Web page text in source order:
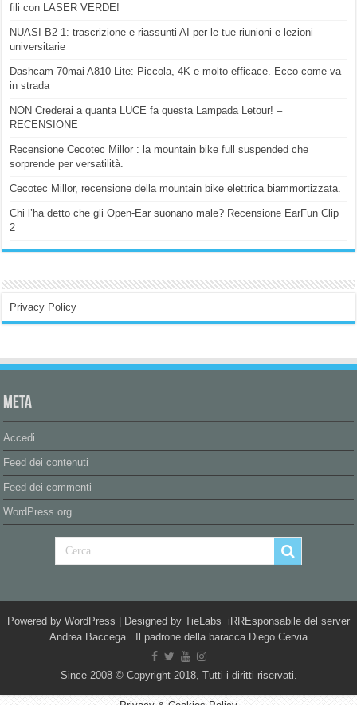
fili con LASER VERDE!
NUASI B2-1: trascrizione e riassunti AI per le tue riunioni e lezioni
universitarie
Dashcam 70mai A810 Lite: Piccola, 4K e molto efficace. Ecco come va
in strada
NON Crederai a quanta LUCE fa questa Lampada Letour! –
RECENSIONE
Recensione Cecotec Millor : la mountain bike full suspended che
sorprende per versatilità.
Cecotec Millor, recensione della mountain bike elettrica biammortizzata.
Chi l’ha detto che gli Open-Ear suonano male? Recensione EarFun Clip
2
Privacy Policy
Meta
Accedi
Feed dei contenuti
Feed dei commenti
WordPress.org
Powered by WordPress | Designed by TieLabs iRREsponsabile del server
Andrea Baccega Il padrone della baracca Diego Cervia
Since 2008 © Copyright 2018, Tutti i diritti riservati.